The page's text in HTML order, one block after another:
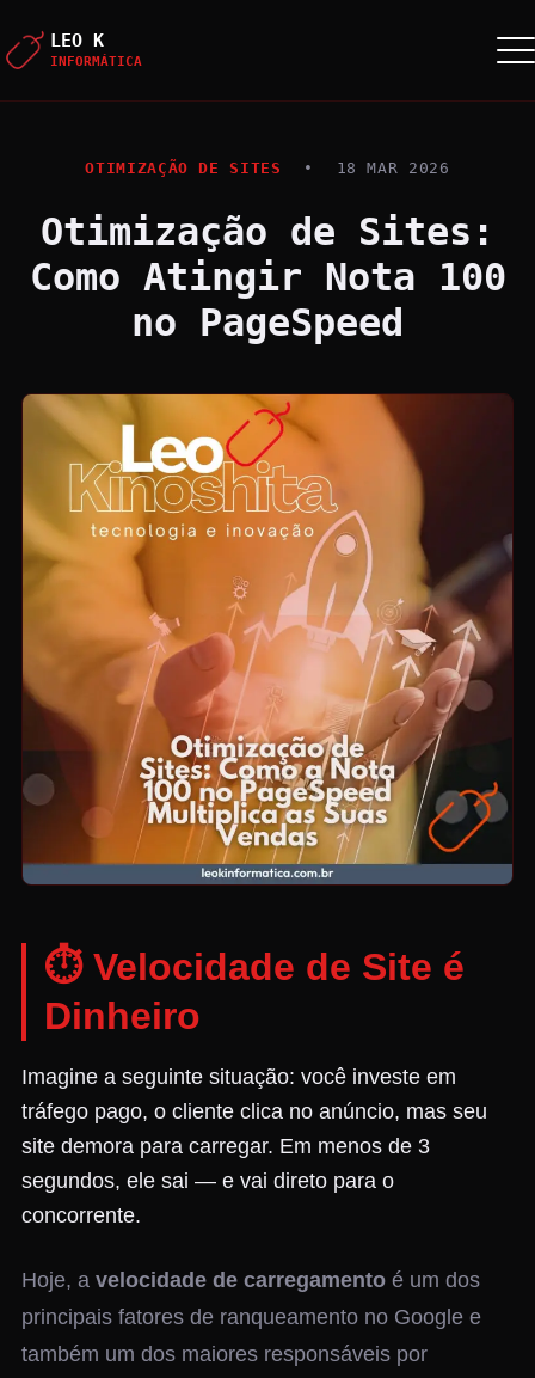
LEO K
INFORMÁTICA
OTIMIZAÇÃO DE SITES • 18 MAR 2026
Otimização de Sites:
Como Atingir Nota 100
no PageSpeed
⏱️ Velocidade de Site é
Dinheiro
Imagine a seguinte situação: você investe em
tráfego pago, o cliente clica no anúncio, mas seu
site demora para carregar. Em menos de 3
segundos, ele sai — e vai direto para o
concorrente.
Hoje, a velocidade de carregamentoé um dos
principais fatores de ranqueamento no Google e
também um dos maiores responsáveis por